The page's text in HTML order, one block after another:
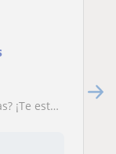
puede ser divertido.